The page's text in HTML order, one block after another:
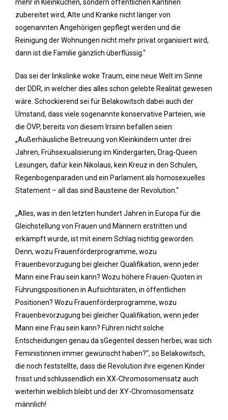
mehr in Kleinküchen, sondern öffentlichen Kantinen
zubereitet wird, Alte und Kranke nicht länger von
sogenannten Angehörigen gepflegt werden und die
Reinigung der Wohnungen nicht mehr privat organisiert wird,
dann ist die Familie gänzlich überflüssig.“
Das sei der linkslinke woke Traum, eine neue Welt im Sinne
der DDR, in welcher dies alles schon gelebte Realität gewesen
wäre. Schockierend sei für Belakowitsch dabei auch der
Umstand, dass viele sogenannte konservative Parteien, wie
die ÖVP, bereits von diesem Irrsinn befallen seien:
„Außerhäusliche Betreuung von Kleinkindern unter drei
Jahren, Frühsexualisierung im Kindergarten, Drag-Queen
Lesungen, dafür kein Nikolaus, kein Kreuz in den Schulen,
Regenbogenparaden und ein Parlament als homosexuelles
Statement – all das sind Bausteine der Revolution.“
„Alles, was in den letzten hundert Jahren in Europa für die
Gleichstellung von Frauen und Männern erstritten und
erkämpft wurde, ist mit einem Schlag nichtig geworden.
Denn, wozu Frauenförderprogramme, wozu
Frauenbevorzugung bei gleicher Qualifikation, wenn jeder
Mann eine Frau sein kann? Wozu höhere Frauen-Quoten in
Führungspositionen in Aufsichtsräten, in öffentlichen
Positionen? Wozu Frauenförderprogramme, wozu
Frauenbevorzugung bei gleicher Qualifikation, wenn jeder
Mann eine Frau sein kann? Führen nicht solche
Entscheidungen genau da sGegenteil dessen herbei, was sich
Feministinnen immer gewünscht haben?“, so Belakowitsch,
die noch feststellte, dass die Revolution ihre eigenen Kinder
frisst und schlussendlich ein XX-Chromosomensatz auch
weiterhin weiblich bleibt und der XY-Chromosomensatz
männlich!